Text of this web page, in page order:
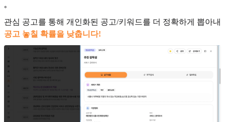
◦
관심 공고를 통해 개인화된 공고/키워드를 더 정확하게 뽑아내
공고 놓칠 확률을 낮춥니다!